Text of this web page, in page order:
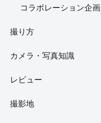
コラボレーション企画
撮り方
カメラ・写真知識
レビュー
撮影地